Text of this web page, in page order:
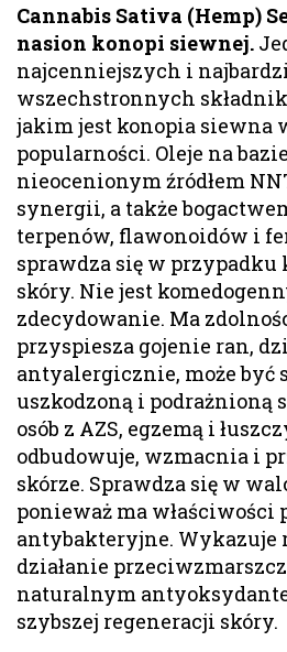
Cannabis Sativa (Hemp)
nasion konopi siewnej.
najcenniejszych i
wszechstronnych
jakim jest konopia siewna
popularności. Oleje na
nieocenionym źródłem
synergii, a także
terpenów, flawonoidów i
sprawdza się w przypadku
skóry. Nie jest
zdecydowanie. Ma
przyspiesza gojenie ran,
antyalergicznie, może być
uszkodzoną i podrażnioną
osób z AZS, egzemą i
odbudowuje, wzmacnia i
skórze. Sprawdza się w
ponieważ ma właściwości
antybakteryjne. Wykazuje
działanie
naturalnym
szybszej regeneracji skóry.